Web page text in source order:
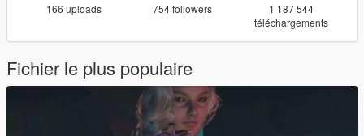
166 uploads 754 followers
1 187 544
téléchargements
Fichier le plus populaire